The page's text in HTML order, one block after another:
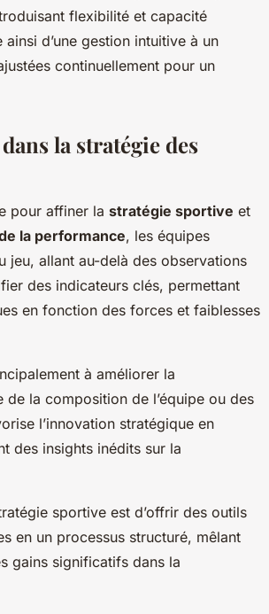
flexibilité et capacité
d’une gestion intuitive à un
continuellement pour un
la stratégie des
pour affiner la stratégie sportive et
la performance, les équipes
jeu, allant au-delà des observations
des indicateurs clés, permettant
en fonction des forces et faiblesses
à améliorer la
de la composition de l’équipe ou des
l’innovation stratégique en
des insights inédits sur la
sportive est d’offrir des outils
en un processus structuré, mêlant
gains significatifs dans la